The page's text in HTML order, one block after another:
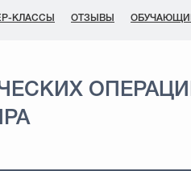
КЛАССЫ ОТЗЫВЫ